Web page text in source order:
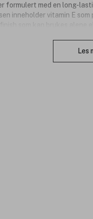
formulert med en long-
inneholder vitamin E
testet. Utviklet i
Les